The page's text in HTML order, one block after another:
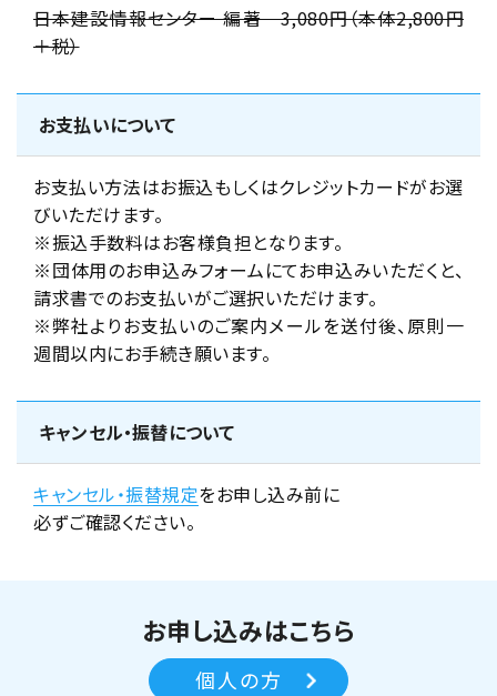
日本建設情報センター 編著 3,080円（本体2,800円
＋税）
お支払いについて
お支払い方法はお振込もしくはクレジットカードがお選
びいただけます。
※振込手数料はお客様負担となります。
※団体用のお申込みフォームにてお申込みいただくと、
請求書でのお支払いがご選択いただけます。
※弊社よりお支払いのご案内メールを送付後、原則一
週間以内にお手続き願います。
キャンセル・振替について
キャンセル・振替規定をお申し込み前に
必ずご確認ください。
お申し込みはこちら
個人の方